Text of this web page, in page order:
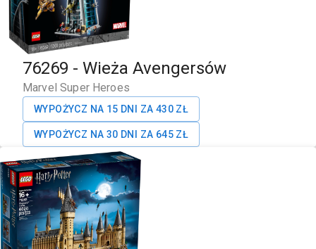
76269 - Wieża Avengersów
Marvel Super Heroes
WYPOŻYCZ NA 15 DNI ZA 430 ZŁ
WYPOŻYCZ NA 30 DNI ZA 645 ZŁ